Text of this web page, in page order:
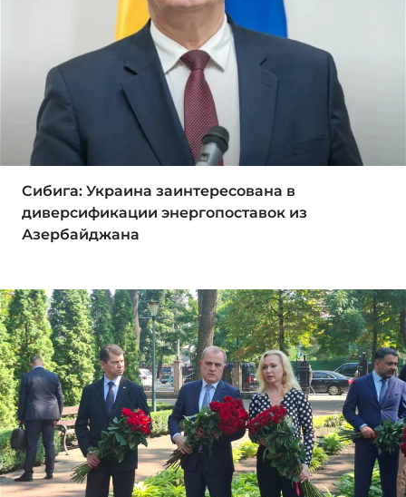
Сибига: Украина заинтересована в
диверсификации энергопоставок из
Азербайджана